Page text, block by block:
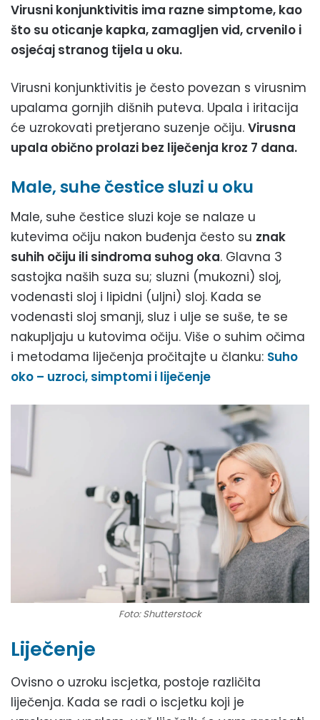
Virusni konjunktivitis ima razne simptome, kao
što su oticanje kapka, zamagljen vid, crvenilo i
osjećaj stranog tijela u oku.
Virusni konjunktivitis je često povezan s virusnim
upalama gornjih dišnih puteva. Upala i iritacija
će uzrokovati pretjerano suzenje očiju. Virusna
upala obično prolazi bez liječenja kroz 7 dana.
Male, suhe čestice sluzi u oku
Male, suhe čestice sluzi koje se nalaze u
kutevima očiju nakon buđenja često su znak
suhih očiju ili sindroma suhog oka. Glavna 3
sastojka naših suza su; sluzni (mukozni) sloj,
vodenasti sloj i lipidni (uljni) sloj. Kada se
vodenasti sloj smanji, sluz i ulje se suše, te se
nakupljaju u kutovima očiju. Više o suhim očima
i metodama liječenja pročitajte u članku: Suho
oko – uzroci, simptomi i liječenje
Foto: Shutterstock
Liječenje
Ovisno o uzroku iscjetka, postoje različita
liječenja. Kada se radi o iscjetku koji je